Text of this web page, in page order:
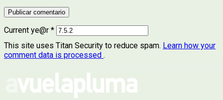
Current ye@r *
This site uses Titan Security to reduce spam. Learn how your
comment data is processed .